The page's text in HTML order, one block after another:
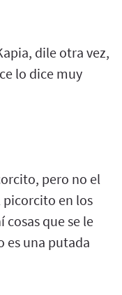
dile otra vez,
lo dice muy
pero no el
en los
que se le
es una putada